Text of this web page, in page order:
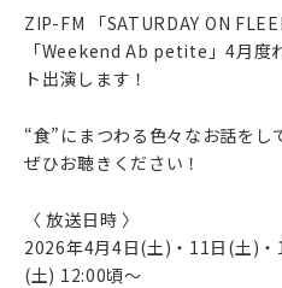
PROFILE
GOODS
ZIP-FM 「SATURDAY ON
「Weekend Ab petite」4月度
ト出演します！
“食”にまつわる色々なお話をし
ぜひお聴きください！
〈 放送日時 〉
2026年4月4日(土)・11日(土)・
(土) 12:00頃～